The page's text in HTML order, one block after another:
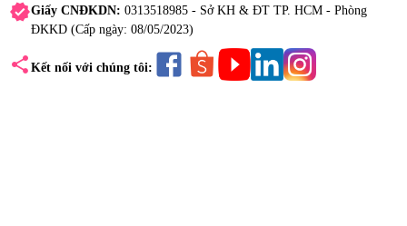
verifiedGiấy CNĐKDN: 0313518985 - Sở KH & ĐT TP. HCM - Phòng
ĐKKD (Cấp ngày: 08/05/2023)
share Kết nối với chúng tôi: